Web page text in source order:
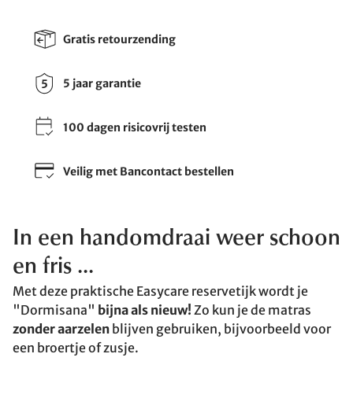
Gratis retourzending
5 jaar garantie
100 dagen risicovrij testen
Veilig met Bancontact bestellen
In een handomdraai weer schoon
en fris ...
Met deze praktische Easycare reservetijk wordt je
"Dormisana" bijna als nieuw! Zo kun je de matras
zonder aarzelen blijven gebruiken, bijvoorbeeld voor
een broertje of zusje.